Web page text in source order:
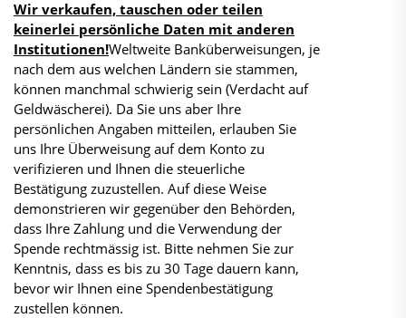
Wir verkaufen, tauschen oder teilen
keinerlei persönliche Daten mit anderen
Institutionen!Weltweite Banküberweisungen, je
nach dem aus welchen Ländern sie stammen,
können manchmal schwierig sein (Verdacht auf
Geldwäscherei). Da Sie uns aber Ihre
persönlichen Angaben mitteilen, erlauben Sie
uns Ihre Überweisung auf dem Konto zu
verifizieren und Ihnen die steuerliche
Bestätigung zuzustellen. Auf diese Weise
demonstrieren wir gegenüber den Behörden,
dass Ihre Zahlung und die Verwendung der
Spende rechtmässig ist. Bitte nehmen Sie zur
Kenntnis, dass es bis zu 30 Tage dauern kann,
bevor wir Ihnen eine Spendenbestätigung
zustellen können.